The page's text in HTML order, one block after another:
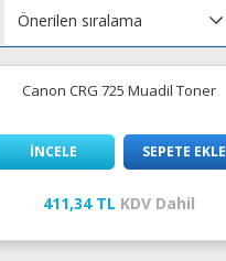
Canon CRG 725 Muadil Toner
İNCELE SEPETE EKLE
411,34 TL KDV Dahil